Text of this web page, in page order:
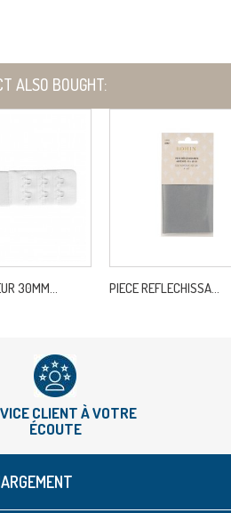
ALSO BOUGHT:
30MM... PIECE REFLECHISSA...
CLIENT À VOTRE
ÉCOUTE